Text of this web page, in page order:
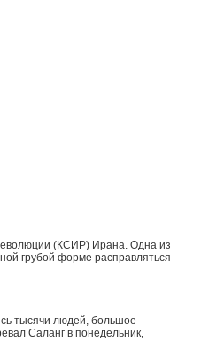
(КСИР) Ирана. Одна из
грубой форме расправляться
тысячи людей, большое
Саланг в понедельник,